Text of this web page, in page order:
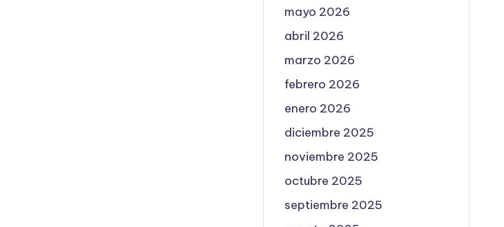
mayo 2026
abril 2026
marzo 2026
febrero 2026
enero 2026
diciembre 2025
noviembre 2025
octubre 2025
septiembre 2025